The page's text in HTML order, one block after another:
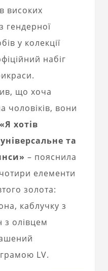
високих
гендерної
у колекції
набіг
що хоча
чоловіків, вони
«Я хотів
та
– пояснила
елементи
золота:
каблучку з
з олівцем
LV.